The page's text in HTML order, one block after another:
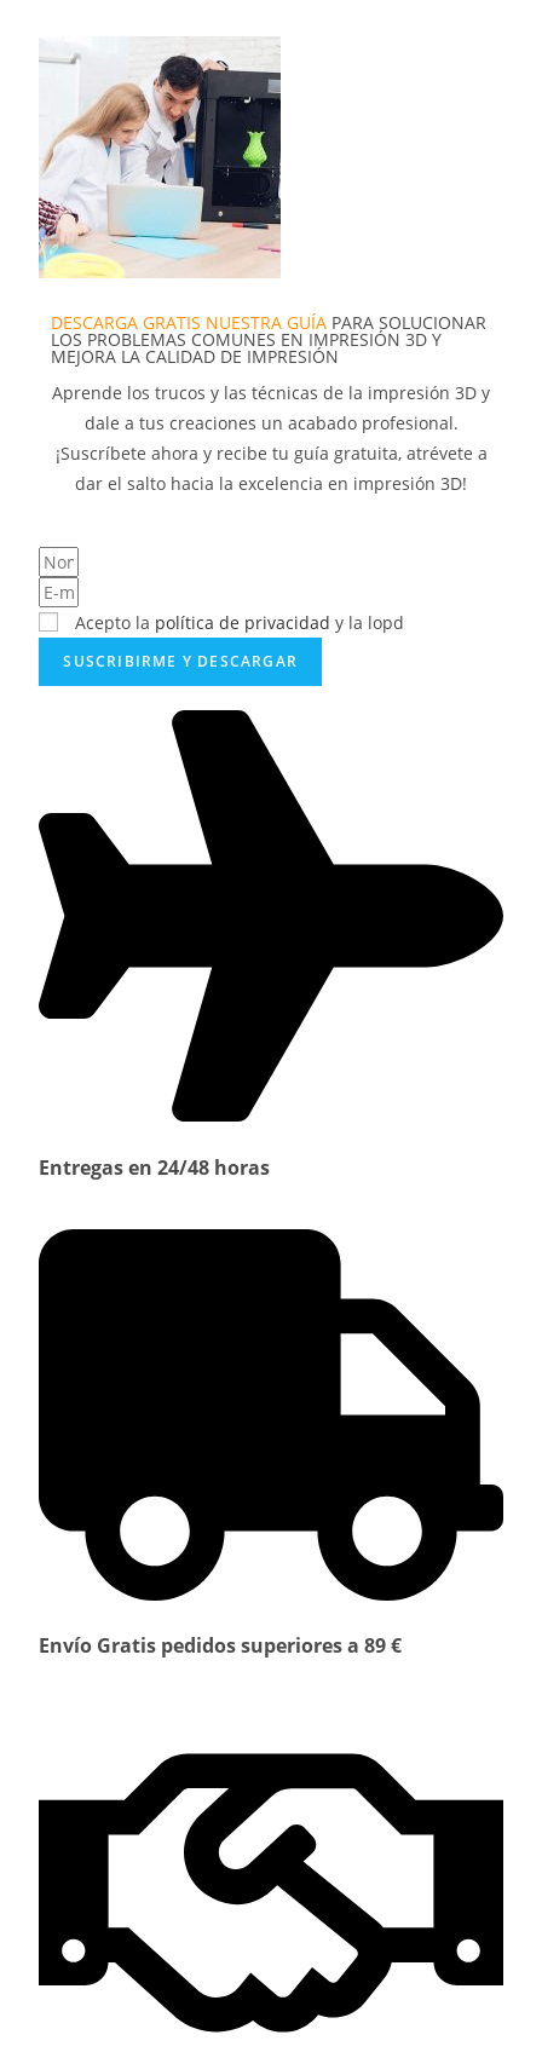
DESCARGA GRATIS NUESTRA GUÍA PARA SOLUCIONAR
LOS PROBLEMAS COMUNES EN IMPRESIÓN 3D Y
MEJORA LA CALIDAD DE IMPRESIÓN
Aprende los trucos y las técnicas de la impresión 3D y
dale a tus creaciones un acabado profesional.
¡Suscríbete ahora y recibe tu guía gratuita, atrévete a
dar el salto hacia la excelencia en impresión 3D!
Acepto la política de privacidad y la lopd
SUSCRIBIRME Y DESCARGAR
Entregas en 24/48 horas
Envío Gratis pedidos superiores a 89 €